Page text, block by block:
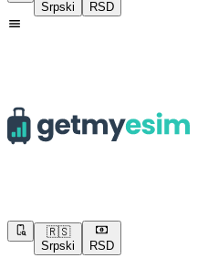
Srpski
RSD
🇷🇸
Srpski
RSD